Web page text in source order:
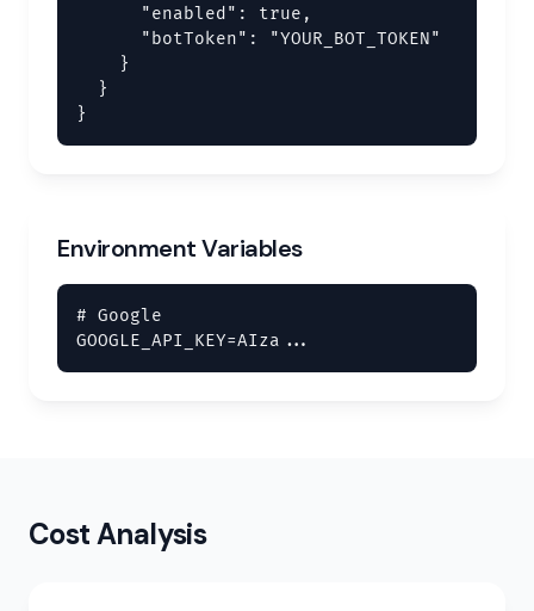
      "enabled": true,
      "botToken": "YOUR_BOT_TOKEN"
    }
  }
}
Environment Variables
# Google
GOOGLE_API_KEY=AIza...
Cost Analysis